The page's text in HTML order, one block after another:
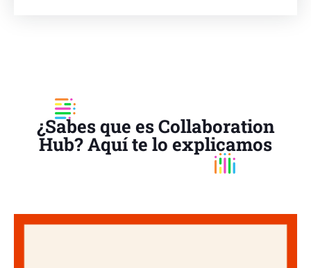
¿Sabes que es Collaboration
Hub? Aquí te lo explicamos